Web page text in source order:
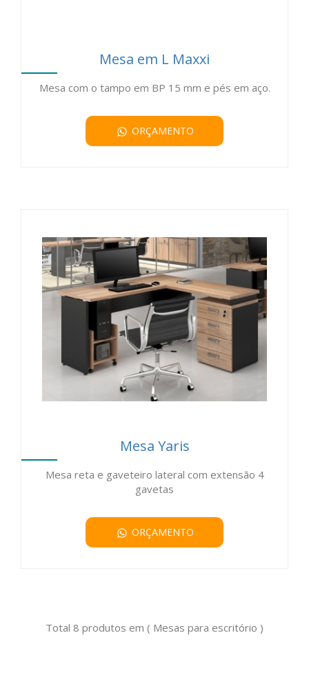
Mesa em L Maxxi
Mesa com o tampo em BP 15 mm e pés em aço.
ORÇAMENTO
Mesa Yaris
Mesa reta e gaveteiro lateral com extensão 4
gavetas
ORÇAMENTO
Total 8 produtos em ( Mesas para escritório )